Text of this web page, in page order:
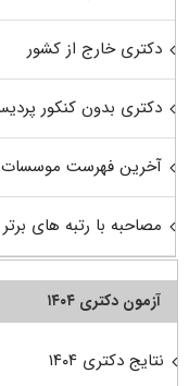
دکتری خارج از کشور
دکتری بدون کنکور
آخرین فهرست موسسات
مصاحبه با رتبه های
آزمون دکتری ۱۴۰۴
نتایج دکتری ۱۴۰۴